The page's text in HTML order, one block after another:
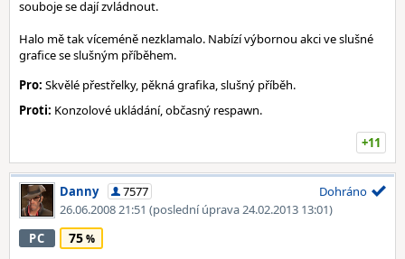
souboje se dají zvládnout.
Halo mě tak víceméně nezklamalo. Nabízí výbornou akci ve slušné
grafice se slušným příběhem.
Pro: Skvělé přestřelky, pěkná grafika, slušný příběh.
Proti: Konzolové ukládání, občasný respawn.
+11
Danny
7577
26.06.2008 21:51 (poslední úprava 24.02.2013 13:01)
Dohráno
PC 75